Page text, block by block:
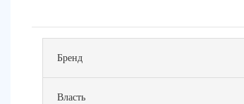
Бренд
Власть